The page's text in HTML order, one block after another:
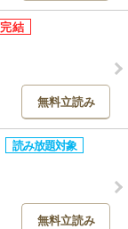
無料立読み
無料立読み